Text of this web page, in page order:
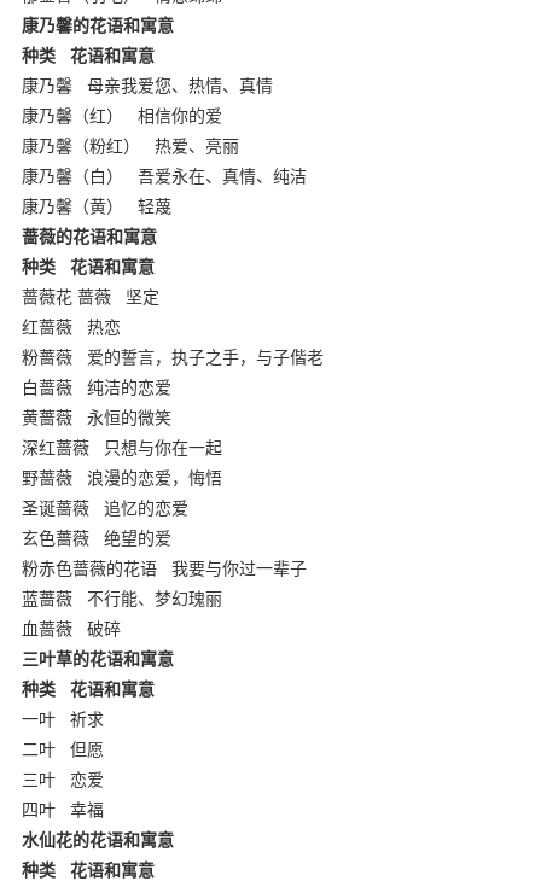
康乃馨的花语和寓意
种类
花语和寓意
康乃馨
母亲我爱您、热情、真情
康乃馨（红）
相信你的爱
康乃馨（粉红）
热爱、亮丽
康乃馨（白）
吾爱永在、真情、纯洁
康乃馨（黄）
轻蔑
蔷薇的花语和寓意
种类
花语和寓意
蔷薇花 蔷薇
坚定
红蔷薇
热恋
粉蔷薇
爱的誓言，执子之手，与子偕老
白蔷薇
纯洁的恋爱
黄蔷薇
永恒的微笑
深红蔷薇
只想与你在一起
野蔷薇
浪漫的恋爱，悔悟
圣诞蔷薇
追忆的恋爱
玄色蔷薇
绝望的爱
粉赤色蔷薇的花语
我要与你过一辈子
蓝蔷薇
不行能、梦幻瑰丽
血蔷薇
破碎
三叶草的花语和寓意
种类
花语和寓意
一叶
祈求
二叶
但愿
三叶
恋爱
四叶
幸福
水仙花的花语和寓意
种类
花语和寓意